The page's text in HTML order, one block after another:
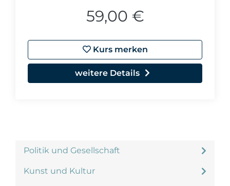
Politik und Gesellschaft
Kunst und Kultur
59,00 €
Kurs merken
weitere Details